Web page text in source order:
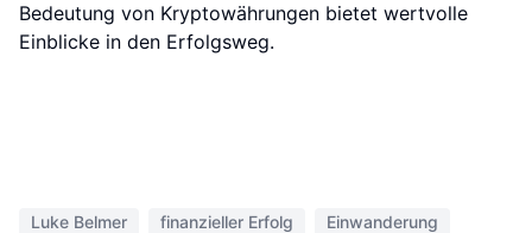
Bedeutung von Kryptowährungen bietet wertvolle
Einblicke in den Erfolgsweg.
Luke Belmer finanzieller Erfolg
Einwanderung